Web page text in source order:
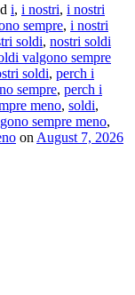
i, i nostri, i nostri
sempre, i nostri
soldi, nostri soldi
valgono sempre
soldi, perch i
sempre, perch i
meno, soldi,
sempre meno,
on August 7, 2026